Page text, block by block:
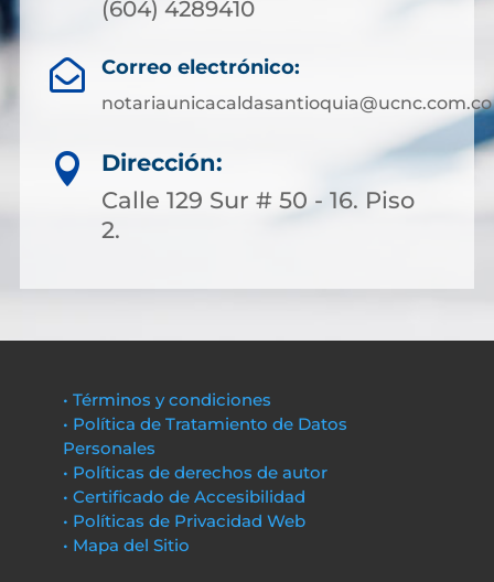
(604) 4289410
 Correo electrónico:
notariaunicacaldasantioquia@ucnc.com.co

Dirección:
Calle 129 Sur # 50 - 16. Piso
2.
• Términos y condiciones
• Política de Tratamiento de Datos
Personales
• Políticas de derechos de autor
• Certificado de Accesibilidad
• Políticas de Privacidad Web
• Mapa del Sitio